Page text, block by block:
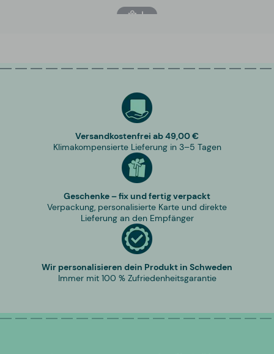
Versandkostenfrei ab 49,00 €
Klimakompensierte Lieferung in 3–5 Tagen
Geschenke – fix und fertig verpackt
Verpackung, personalisierte Karte und direkte
Lieferung an den Empfänger
Wir personalisieren dein Produkt in Schweden
Immer mit 100 % Zufriedenheitsgarantie